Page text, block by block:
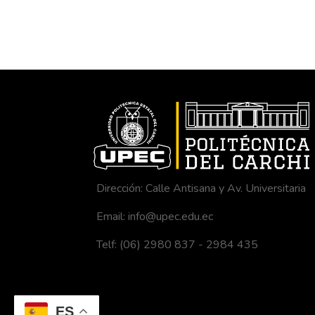
ES
distancia en
Dirección: Calle Antisana y Av. Universitaria
Email: info@upec.edu.ec
Telf: (06) 2980 837 - 2984 435